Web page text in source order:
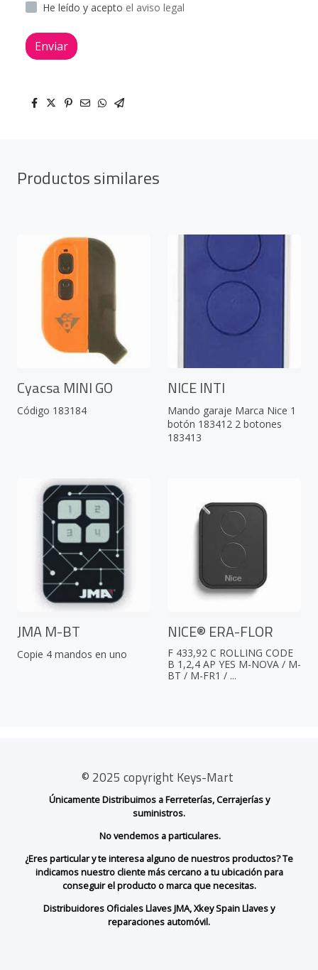
He leído y acepto el aviso legal
Enviar
Productos similares
Cyacsa MINI GO
Código 183184
NICE INTI
Mando garaje Marca Nice 1
botón 183412 2 botones
183413
JMA M-BT
Copie 4 mandos en uno
NICE® ERA-FLOR
F 433,92 C ROLLING CODE
B 1,2,4 AP YES M-NOVA / M-
BT / M-FR1 / ...
© 2025 copyright Keys-Mart
Únicamente Distribuimos a Ferreterías, Cerrajerías y
suministros.
No vendemos a particulares.
¿Eres particular y te interesa alguno de nuestros productos? Te
indicamos nuestro cliente más cercano a tu ubicación para
conseguir el producto o marca que necesitas.
Distribuidores Oficiales Llaves JMA, Xkey Spain Llaves y
reparaciones automóvil.